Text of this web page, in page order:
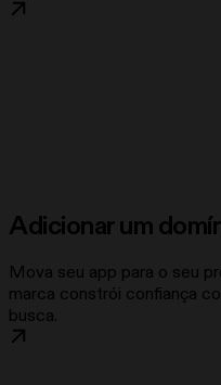
Adicionar um
Mova seu app para o seu
marca constrói confiança
busca.